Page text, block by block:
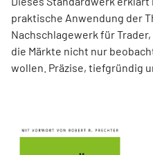
praktische Anwendung der
Nachschlagewerk für
die Märkte nicht nur
wollen. Präzise, tiefgründig